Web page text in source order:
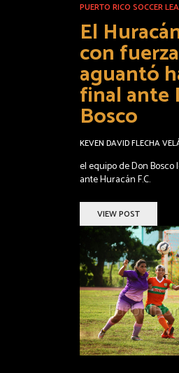
PUERTO RICO SOCCER
El
con
aguantó
final ante
Bosco
KEVEN DAVID FLECHA
el equipo de Don
ante Huracán F.C.
VIEW POST